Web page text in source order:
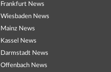
Frankfurt News
Wiesbaden News
Mainz News
Kassel News
Darmstadt News
Offenbach News